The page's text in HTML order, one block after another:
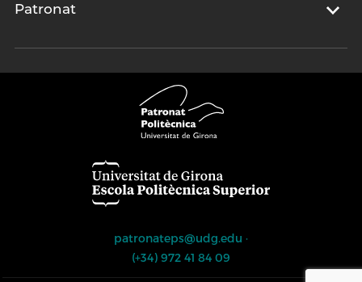
Patronat
patronateps@udg.edu ·
(+34) 972 41 84 09